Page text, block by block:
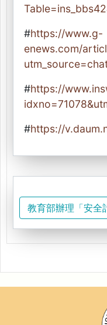
#https://www.g-
enews.com/
#https://
#https://
教育部辦理「安全